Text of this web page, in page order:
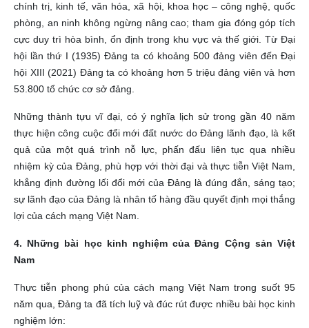
chính trị, kinh tế, văn hóa, xã hội, khoa học – công nghệ, quốc
phòng, an ninh không ngừng nâng cao; tham gia đóng góp tích
cực duy trì hòa bình, ổn định trong khu vực và thế giới. Từ Đại
hội lần thứ I (1935) Đảng ta có khoảng 500 đảng viên đến Đại
hội XIII (2021) Đảng ta có khoảng hơn 5 triệu đảng viên và hơn
53.800 tổ chức cơ sở đảng.
Những thành tựu vĩ đại, có ý nghĩa lịch sử trong gần 40 năm
thực hiện công cuộc đổi mới đất nước do Đảng lãnh đạo, là kết
quả của một quá trình nỗ lực, phấn đấu liên tục qua nhiều
nhiệm kỳ của Đảng, phù hợp với thời đại và thực tiễn Việt Nam,
khẳng định đường lối đổi mới của Đảng là đúng đắn, sáng tạo;
sự lãnh đạo của Đảng là nhân tố hàng đầu quyết định mọi thắng
lợi của cách mạng Việt Nam.
4. Những bài học kinh nghiệm của Đảng Cộng sản Việt
Nam
Thực tiễn phong phú của cách mạng Việt Nam trong suốt 95
năm qua, Đảng ta đã tích luỹ và đúc rút được nhiều bài học kinh
nghiệm lớn: